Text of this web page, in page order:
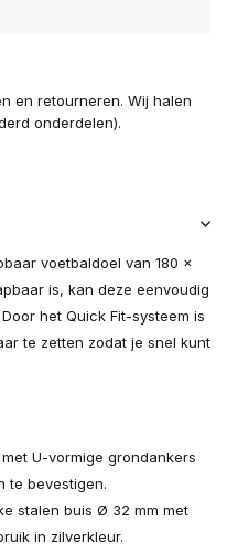
en retourneren. Wij halen
onderdelen).
voetbaldoel van 180 x
is, kan deze eenvoudig
het Quick Fit-systeem is
te zetten zodat je snel kunt
U-vormige grondankers
te bevestigen.
stalen buis Ø 32 mm met
in zilverkleur.